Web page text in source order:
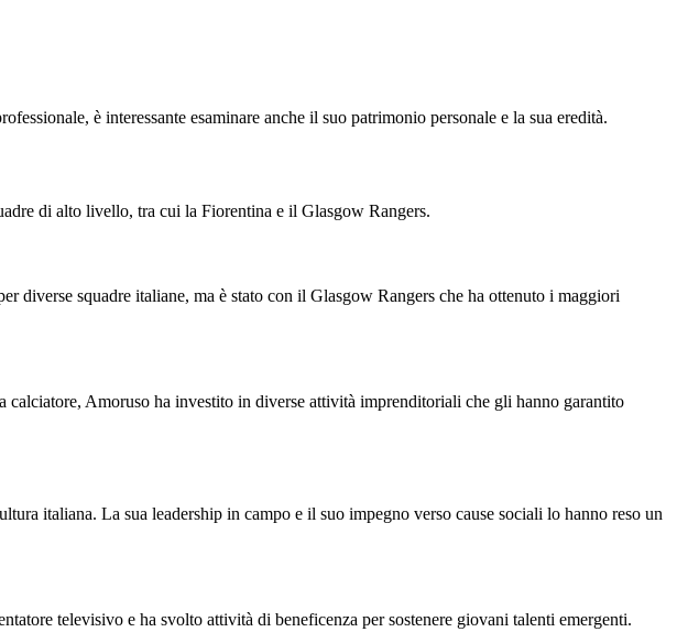
è interessante esaminare anche il suo patrimonio personale e la sua eredità.
di alto livello, tra cui la Fiorentina e il Glasgow Rangers.
diverse squadre italiane, ma è stato con il Glasgow Rangers che ha ottenuto i maggiori
Amoruso ha investito in diverse attività imprenditoriali che gli hanno garantito
italiana. La sua leadership in campo e il suo impegno verso cause sociali lo hanno reso un
televisivo e ha svolto attività di beneficenza per sostenere giovani talenti emergenti.